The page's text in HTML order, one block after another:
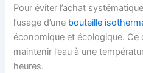
Pour éviter l’achat
l’usage d’une bouteille
économique et écologique.
maintenir l’eau à une
heures.